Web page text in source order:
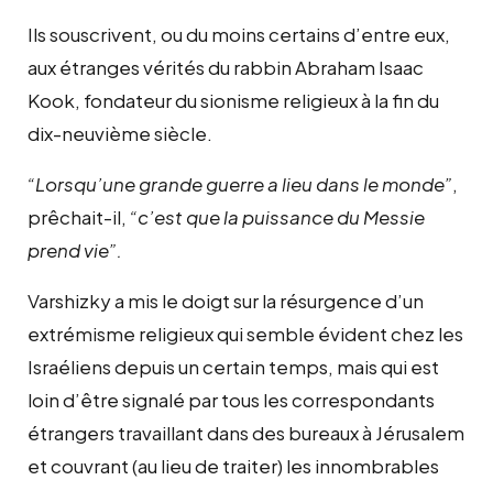
Ils souscrivent, ou du moins certains d’entre eux,
aux étranges vérités du rabbin Abraham Isaac
Kook, fondateur du sionisme religieux à la fin du
dix-neuvième siècle.
“Lorsqu’une grande guerre a lieu dans le monde”,
prêchait-il, “c’est que la puissance du Messie
prend vie”.
Varshizky a mis le doigt sur la résurgence d’un
extrémisme religieux qui semble évident chez les
Israéliens depuis un certain temps, mais qui est
loin d’être signalé par tous les correspondants
étrangers travaillant dans des bureaux à Jérusalem
et couvrant (au lieu de traiter) les innombrables